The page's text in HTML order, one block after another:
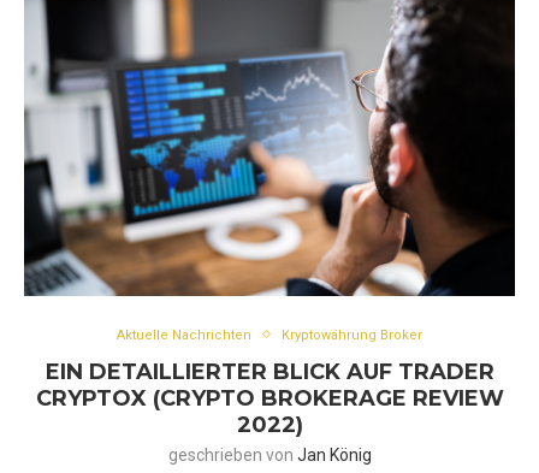
Aktuelle Nachrichten Kryptowährung Broker
EIN DETAILLIERTER BLICK AUF TRADER
CRYPTOX (CRYPTO BROKERAGE REVIEW
2022)
geschrieben von Jan König